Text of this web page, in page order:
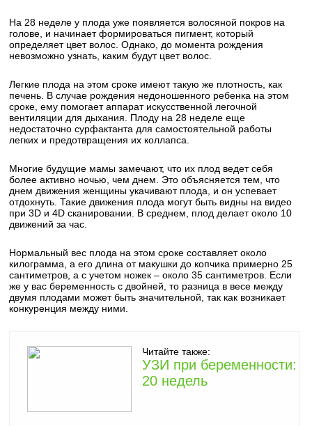
На 28 неделе у плода уже появляется волосяной покров на
голове, и начинает формироваться пигмент, который
определяет цвет волос. Однако, до момента рождения
невозможно узнать, каким будут цвет волос.
Легкие плода на этом сроке имеют такую же плотность, как
печень. В случае рождения недоношенного ребенка на этом
сроке, ему помогает аппарат искусственной легочной
вентиляции для дыхания. Плоду на 28 неделе еще
недостаточно сурфактанта для самостоятельной работы
легких и предотвращения их коллапса.
Многие будущие мамы замечают, что их плод ведет себя
более активно ночью, чем днем. Это объясняется тем, что
днем движения женщины укачивают плода, и он успевает
отдохнуть. Такие движения плода могут быть видны на видео
при 3D и 4D сканировании. В среднем, плод делает около 10
движений за час.
Нормальный вес плода на этом сроке составляет около
килограмма, а его длина от макушки до копчика примерно 25
сантиметров, а с учетом ножек – около 35 сантиметров. Если
же у вас беременность с двойней, то разница в весе между
двумя плодами может быть значительной, так как возникает
конкуренция между ними.
Читайте также:
УЗИ при беременности:
20 недель